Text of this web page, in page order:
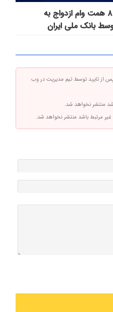
پرداخت بیش از ۸ همت وام ازدواج به
بانک ملی ایران
از تایید توسط تیم مدیریت در وب
منتشر نخواهد شد.
غیر مرتبط باشد منتشر نخواهد شد.